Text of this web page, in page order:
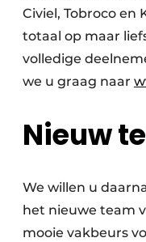
Civiel, Tobroco en
totaal op maar
volledige
we u graag naar
Nieuw
We willen u
het nieuwe team
mooie vakbeurs